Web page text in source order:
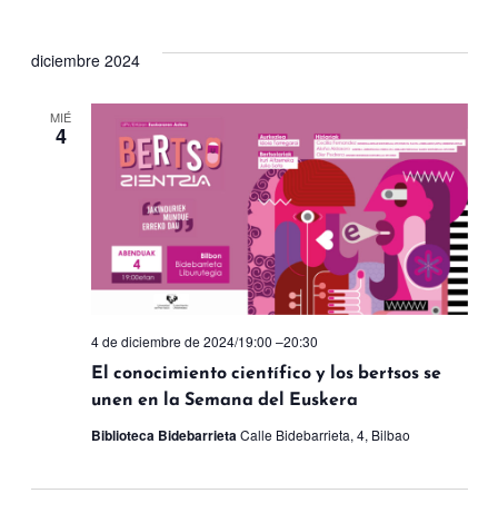
diciembre 2024
MIÉ
4
4 de diciembre de 2024/19:00 –20:30
El conocimiento científico y los bertsos se
unen en la Semana del Euskera
Biblioteca BidebarrietaCalle Bidebarrieta, 4, Bilbao